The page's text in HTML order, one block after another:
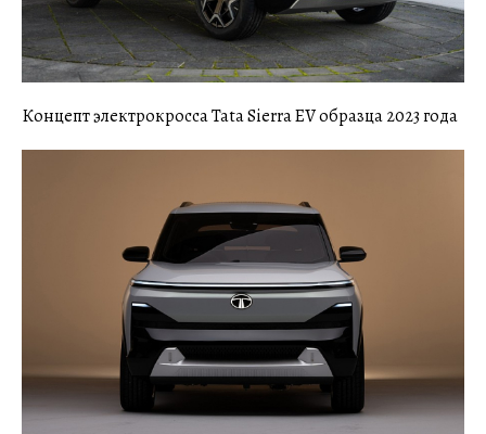
Концепт электрокросса Tata Sierra EV образца 2023 года